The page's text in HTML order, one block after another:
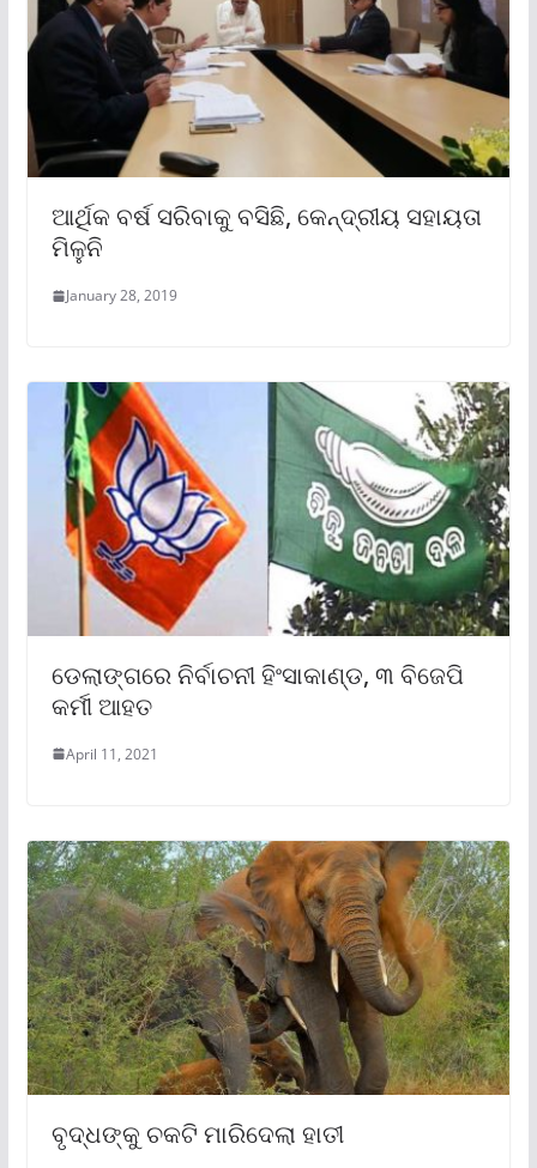
ଆର୍ଥିକ ବର୍ଷ ସରିବାକୁ ବସିଛି, କେନ୍ଦ୍ରୀୟ ସହାୟତା
ମିଳୁନି
January 28, 2019
ଡେଲାଙ୍ଗରେ ନିର୍ବାଚନୀ ହିଂସାକାଣ୍ଡ, ୩ ବିଜେପି
କର୍ମୀ ଆହତ
April 11, 2021
ବୃଦ୍ଧଙ୍କୁ ଚକଟି ମାରିଦେଲା ହାତୀ